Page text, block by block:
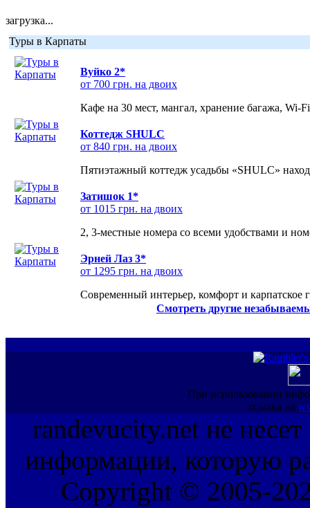
загрузка...
Туры в Карпаты
Вуйко 2*
от 700 грн. на двоих
Кафе на 30 мест, мангал, хранение багажа, Wi-
Коттедж SHULC
от 840 грн. на двоих
Пятиэтажный коттедж усадьбы «SHULC»
Затишок 1*
от 1015 грн. на двоих
2, 3-местные номера со всеми удобствами и
Эрней Лаз 3*
от 1295 грн. на двоих
Современный интерьер, комфорт и карпатское
Смотреть другие
При использовании
ссылка на
randevucity.net не несет
информации, которую
Copyright © 2005-